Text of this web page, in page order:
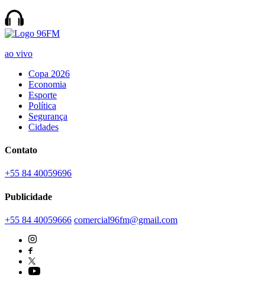
ao vivo
Copa 2026
Economia
Esporte
Política
Segurança
Cidades
Contato
+55 84 40059696
Publicidade
+55 84 40059666 comercial96fm@gmail.com